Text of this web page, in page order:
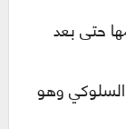
حتى بعد
وهو